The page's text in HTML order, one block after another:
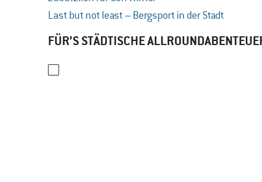
Last but not least – Bergsport in der Stadt
FÜR’S STÄDTISCHE